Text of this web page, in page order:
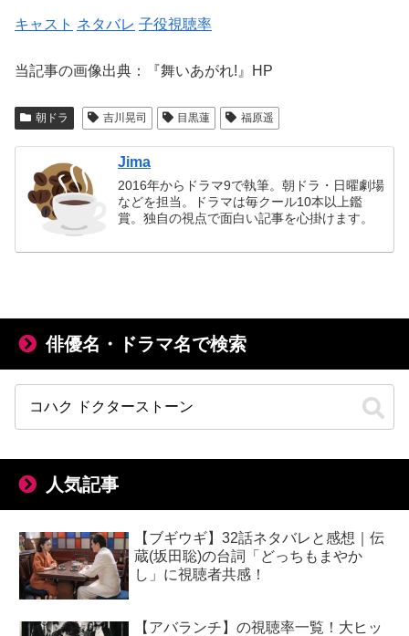
キャスト ネタバレ 子役視聴率
当記事の画像出典：『舞いあがれ!』HP
朝ドラ 吉川晃司 目黒蓮 福原遥
Jima
2016年からドラマ9で執筆。朝ドラ・日曜劇場
などを担当。ドラマは毎クール10本以上鑑
賞。独自の視点で面白い記事を心掛けます。
俳優名・ドラマ名で検索
人気記事
【ブギウギ】32話ネタバレと感想｜伝
蔵(坂田聡)の台詞「どっちもまやか
し」に視聴者共感！
【アバランチ】の視聴率一覧！大ヒッ